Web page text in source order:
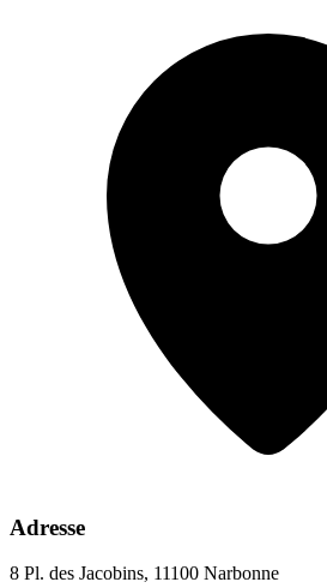
Adresse
8 Pl. des Jacobins, 11100 Narbonne